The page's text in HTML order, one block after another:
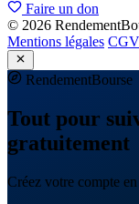
Faire un don
© 2026
Mentions légales CGV
RendementBourse
Tout pour
gratuitement
Créez votre compte